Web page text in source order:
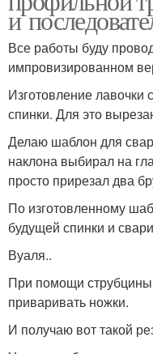
и
Все работы буду
импровизированном
Изготовление лавочки
спинки. Для это
Делаю шаблон для
наклона выбирал на
просто прирезал два
По изготовленному
будущей спинки и
Вуаля..
При помощи
приваривать ножки.
И получаю вот такой